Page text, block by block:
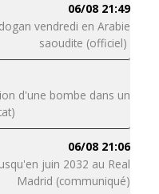
06/08 21:49
vendredi en Arabie
saoudite (officiel)
d'une bombe dans un
06/08 21:06
juin 2032 au Real
Madrid (communiqué)